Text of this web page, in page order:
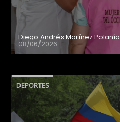
Diego Andrés Marínez Polanía
08/06/2026
DEPORTES